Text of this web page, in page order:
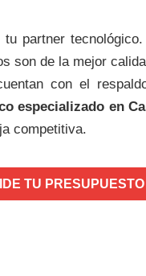
partner
son de la mejor
con el
especializado en
competitiva.
TU PRESUPUESTO